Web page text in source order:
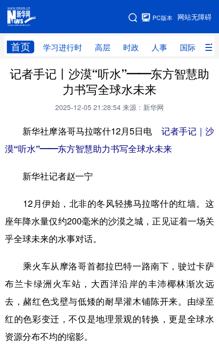
网站无障碍
PC版本
首页 学习进行时 高层 时政 人事 国际 财
网站地图
学习进行时 高层 时政 人事
财经 网评
科技 科创 量子 体育
文化 书画 健康
访谈 视频
食品 人居 信息化 数字经济
学术中国 乡村振兴
彩票 娱乐 时尚 悦读
公益 一带一路 亚太网 上市公司
文化产业
记者手记丨沙漠“听水”——东方智慧助
力书写全球水未来
2025-12-05 21:28:54 来源：新华网
新华社摩洛哥马拉喀什12月5日电 记者手记｜沙
漠“听水”——东方智慧助力书写全球水未来
新华社记者赵一宁
12月伊始，北非的冬风轻拂马拉喀什的红墙。这
座年降水量仅约200毫米的沙漠之城，正见证着一场关
乎全球未来的水事对话。
乘火车从摩洛哥首都拉巴特一路南下，驶过卡萨
布兰卡绿洲火车站，大西洋沿岸的丰沛椰林渐次远
去，赭红色戈壁与低矮的耐旱灌木铺陈开来。由绿至
红的色彩变迁，不仅是地理景观的转换，更是全球水
资源分布不均的缩影。